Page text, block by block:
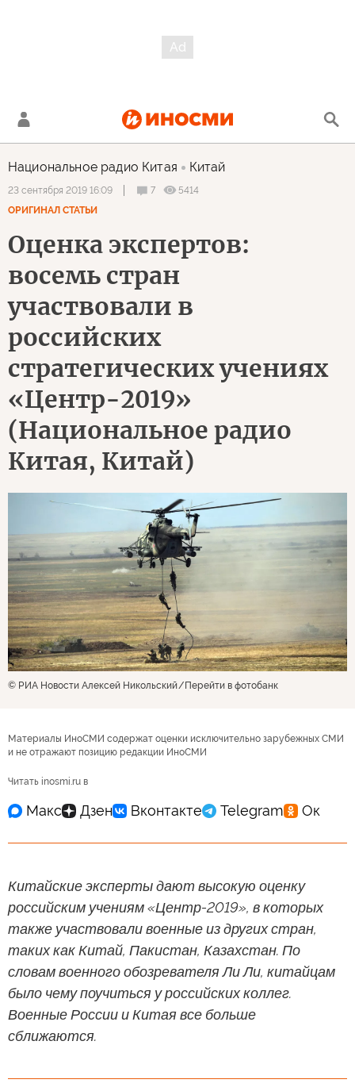
Национальное радио Китая Китай
23 сентября 2019 16:09 7
5414
ОРИГИНАЛ СТАТЬИ
Оценка экспертов:
восемь стран
участвовали в
российских
стратегических учениях
«Центр-2019»
(Национальное радио
Китая, Китай)
© РИА Новости Алексей Никольский Перейти в фотобанк
Материалы ИноСМИ содержат оценки исключительно зарубежных СМИ
и не отражают позицию редакции ИноСМИ
Читать inosmi.ru в
Китайские эксперты дают высокую оценку
российским учениям «Центр-2019», в которых
также участвовали военные из других стран,
таких как Китай, Пакистан, Казахстан. По
словам военного обозревателя Ли Ли, китайцам
было чему поучиться у российских коллег.
Военные России и Китая все больше
сближаются.